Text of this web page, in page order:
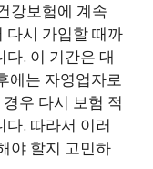
강보험에 계속
다시 가입할 때까
. 이 기간은 대
에는 자영업자로
우 다시 보험 적
다. 따라서 이러
야 할지 고민하